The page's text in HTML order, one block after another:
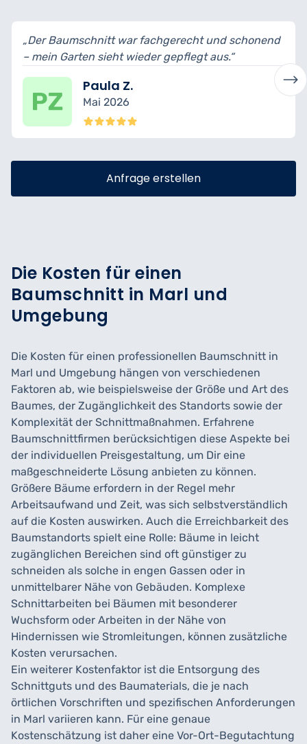
Baumschnitt war fachgerecht und schonend
Garten sieht wieder gepflegt aus.“
Paula Z.
Mai 2026
„Sehr
Anfrage erstellen
Die Kosten für einen
Baumschnitt in Marl und
Umgebung
Die Kosten für einen professionellen Baumschnitt in
Marl und Umgebung hängen von verschiedenen
Faktoren ab, wie beispielsweise der Größe und Art des
Baumes, der Zugänglichkeit des Standorts sowie der
Komplexität der Schnittmaßnahmen. Erfahrene
Baumschnittfirmen berücksichtigen diese Aspekte bei
der individuellen Preisgestaltung, um Dir eine
maßgeschneiderte Lösung anbieten zu können.
Größere Bäume erfordern in der Regel mehr
Arbeitsaufwand und Zeit, was sich selbstverständlich
auf die Kosten auswirken. Auch die Erreichbarkeit des
Baumstandorts spielt eine Rolle: Bäume in leicht
zugänglichen Bereichen sind oft günstiger zu
schneiden als solche in engen Gassen oder in
unmittelbarer Nähe von Gebäuden. Komplexe
Schnittarbeiten bei Bäumen mit besonderer
Wuchsform oder Arbeiten in der Nähe von
Hindernissen wie Stromleitungen, können zusätzliche
Kosten verursachen.
Ein weiterer Kostenfaktor ist die Entsorgung des
Schnittguts und des Baumaterials, die je nach
örtlichen Vorschriften und spezifischen Anforderungen
in Marl variieren kann. Für eine genaue
Kostenschätzung ist daher eine Vor-Ort-Begutachtung